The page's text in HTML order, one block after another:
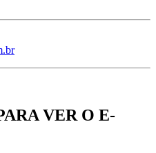
VER O E-